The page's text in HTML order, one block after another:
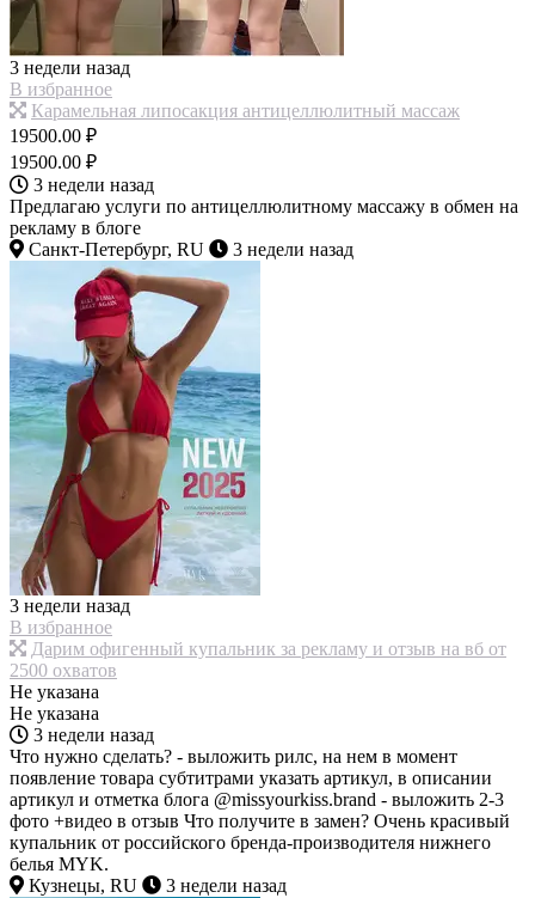
3 недели назад
В избранное
Карамельная липосакция антицеллюлитный массаж
19500.00 ₽
19500.00 ₽
3 недели назад
Предлагаю услуги по антицеллюлитному массажу в обмен на
рекламу в блоге
Санкт-Петербург, RU
3 недели назад
3 недели назад
В избранное
Дарим офигенный купальник за рекламу и отзыв на вб от
2500 охватов
Не указана
Не указана
3 недели назад
Что нужно сделать? - выложить рилс, на нем в момент
появление товара субтитрами указать артикул, в описании
артикул и отметка блога @missyourkiss.brand - выложить 2-3
фото +видео в отзыв Что получите в замен? Очень красивый
купальник от российского бренда-производителя нижнего
белья MYK.
Кузнецы, RU
3 недели назад